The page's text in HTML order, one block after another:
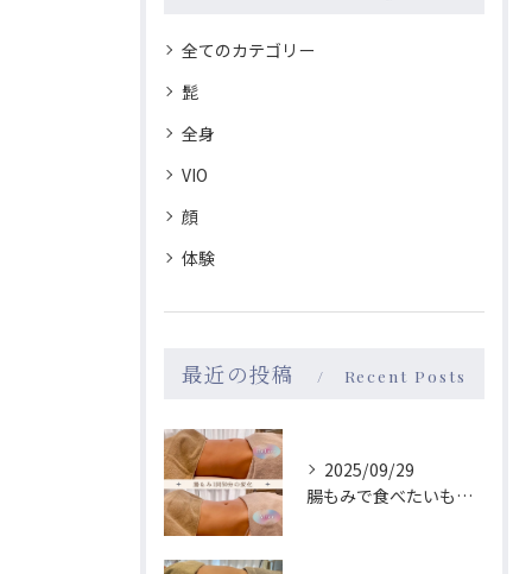
全てのカテゴリー
髭
全身
VIO
顔
体験
最近の投稿 Recent Posts
2025/09/29
腸もみで食べたいものが変わる！→食が変わると性格も変わる？！